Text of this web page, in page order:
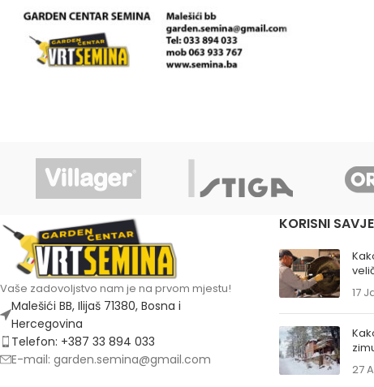
Vaše zadovoljstvo nam je na prvom mjestu!
Malešići BB, Ilijaš 71380, Bosna i
Hercegovina
Telefon: +387 33 894 033
E-mail: garden.semina@gmail.com
KORISNI
17
27